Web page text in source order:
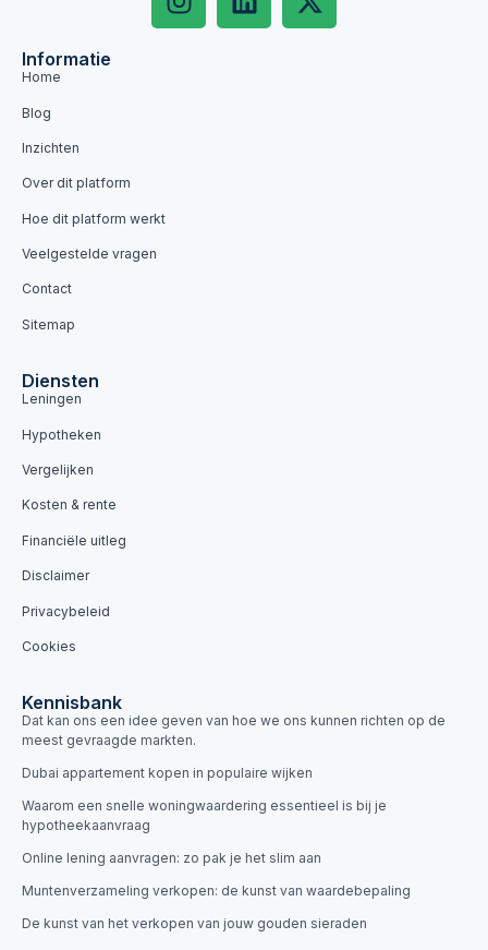
Informatie
Home
Blog
Inzichten
Over dit platform
Hoe dit platform werkt
Veelgestelde vragen
Contact
Sitemap
Diensten
Leningen
Hypotheken
Vergelijken
Kosten & rente
Financiële uitleg
Disclaimer
Privacybeleid
Cookies
Kennisbank
Dat kan ons een idee geven van hoe we ons kunnen richten op de
meest gevraagde markten.
Dubai appartement kopen in populaire wijken
Waarom een snelle woningwaardering essentieel is bij je
hypotheekaanvraag
Online lening aanvragen: zo pak je het slim aan
Muntenverzameling verkopen: de kunst van waardebepaling
De kunst van het verkopen van jouw gouden sieraden